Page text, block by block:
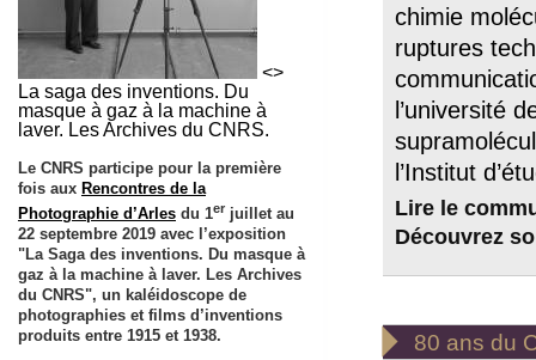
<>
La saga des inventions. Du
masque à gaz à la machine à
laver. Les Archives du CNRS.
Le CNRS participe pour la première
fois aux Rencontres de la
Photographie d’Arles du 1er juillet au
22 septembre 2019 avec l’exposition
"La Saga des inventions. Du masque à
gaz à la machine à laver. Les Archives
du CNRS", un kaléidoscope de
photographies et films d’inventions
produits entre 1915 et 1938.
chimie
ruptures
l’université
l’Institut
Lire le
Découvrez
 80 ans du